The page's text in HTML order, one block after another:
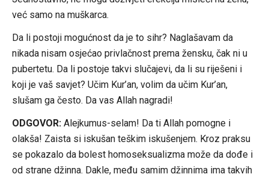
već samo na muškarca.
Da li postoji mogućnost da je to sihr? Naglašavam da
nikada nisam osjećao privlačnost prema žensku, čak ni u
pubertetu. Da li postoje takvi slučajevi, da li su riješeni i
koji je vaš savjet? Učim Kur’an, volim da učim Kur’an,
slušam ga često. Da vas Allah nagradi!
ODGOVOR: Alejkumus-selam! Da ti Allah pomogne i
olakša! Zaista si iskušan teškim iskušenjem. Kroz praksu
se pokazalo da bolest homoseksualizma može da dođe i
od strane džinna. Dakle, među samim džinnima ima takvih